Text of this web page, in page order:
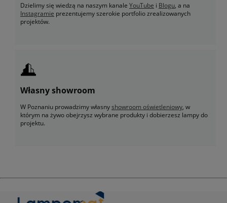
Dzielimy się wiedzą na naszym kanale YouTube i Blogu, a na
Instagramie prezentujemy szerokie portfolio zrealizowanych
projektów.
Własny showroom
W Poznaniu prowadzimy własnyshowroom oświetleniowy, w
którym na żywo obejrzysz wybrane produkty i dobierzesz lampy do
projektu.